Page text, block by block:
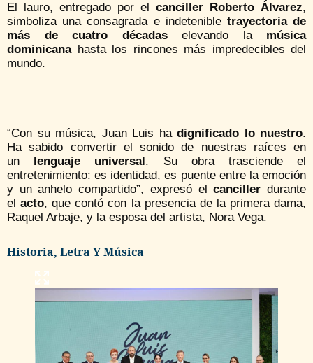
El lauro, entregado por el canciller Roberto Álvarez,
simboliza una consagrada e indetenible trayectoria de
más de cuatro décadaselevando la música
dominicanahasta los rincones más impredecibles del
mundo.
“Con su música, Juan Luis ha dignificado lo nuestro.
Ha sabido convertir el sonido de nuestras raíces en
un
lenguaje universal . Su obra trasciende el
entretenimiento: es identidad, es puente entre la emoción
y un anhelo compartido”, expresó elcanciller durante
elacto, que contó con la presencia de la primera dama,
Raquel Arbaje, y la esposa del artista, Nora Vega.
Historia, Letra Y Música